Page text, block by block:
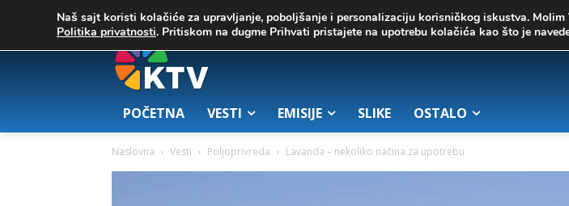
23.7 Zrenjanin 03. август 2026.
POČETNA VESTI EMISIJE SLIKE OSTALO
Naslovna Vesti Poljoprivreda Lavanda – nekoliko načina za upotrebu
Naš sajt koristi kolačiće za upravljanje, poboljšanje i personalizaciju korisničkog iskustva.
Politika privatnosti. Pritiskom na dugme Prihvati pristajete na upotrebu kolačića kao što je